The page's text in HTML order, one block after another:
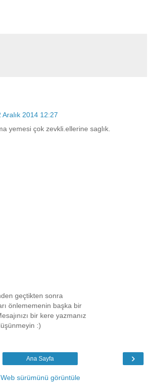
Aralık 2014 12:27
yemesi çok zevkli.ellerine saglık.
geçtikten sonra
önlememenin başka bir
bir kere yazmanız
:)
›
Ana Sayfa
Web sürümünü görüntüle